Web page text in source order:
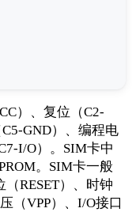
）、复位（C2-
GND）、编程电
I/O）。SIM卡中
。SIM卡一般
RESET）、时钟
（VPP）、I/O接口